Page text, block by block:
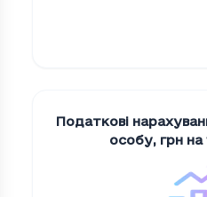
Податкові
особу, грн